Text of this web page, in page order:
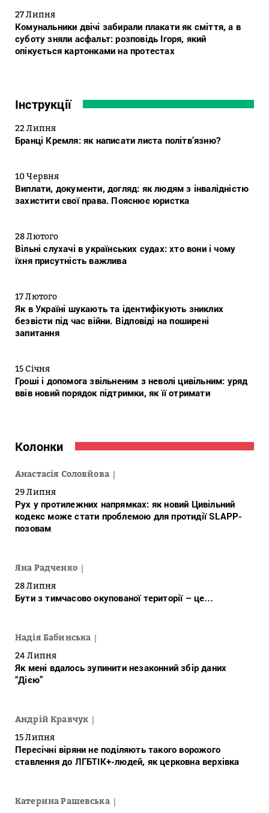
27 Липня
Комунальники двічі забирали плакати як сміття, а в
суботу зняли асфальт: розповідь Ігоря, який
опікується картонками на протестах
Інструкції
22 Липня
Бранці Кремля: як написати листа політв’язню?
10 Червня
Виплати, документи, догляд: як людям з інвалідністю
захистити свої права. Пояснює юристка
28 Лютого
Вільні слухачі в українських судах: хто вони і чому
їхня присутність важлива
17 Лютого
Як в Україні шукають та ідентифікують зниклих
безвісти під час війни. Відповіді на поширені
запитання
15 Січня
Гроші і допомога звільненим з неволі цивільним: уряд
ввів новий порядок підтримки, як її отримати
Колонки
Анастасія Соловйова
29 Липня
Рух у протилежних напрямках: як новий Цивільний
кодекс може стати проблемою для протидії SLAPP-
позовам
Яна Радченко
28 Липня
Бути з тимчасово окупованої території – це…
Надія Бабинська
24 Липня
Як мені вдалось зупинити незаконний збір даних
“Дією”
Андрій Кравчук
15 Липня
Пересічні віряни не поділяють такого ворожого
ставлення до ЛГБТІК+-людей, як церковна верхівка
Катерина Рашевська